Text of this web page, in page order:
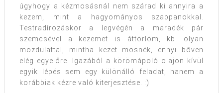
úgyhogy a kézmosásnál nem szárad ki annyira a
kezem, mint a hagyományos szappanokkal.
Testradírozáskor a legvégén a maradék pár
szemcsével a kezemet is áttörlöm, kb. olyan
mozdulattal, mintha kezet mosnék, ennyi bőven
elég egyelőre. Igazából a körömápoló olajon kívül
egyik lépés sem egy különálló feladat, hanem a
korábbiak kézre való kiterjesztése. :)